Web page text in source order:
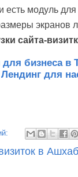
есть модуль
экранов
сайта-
бизнеса в
для
в